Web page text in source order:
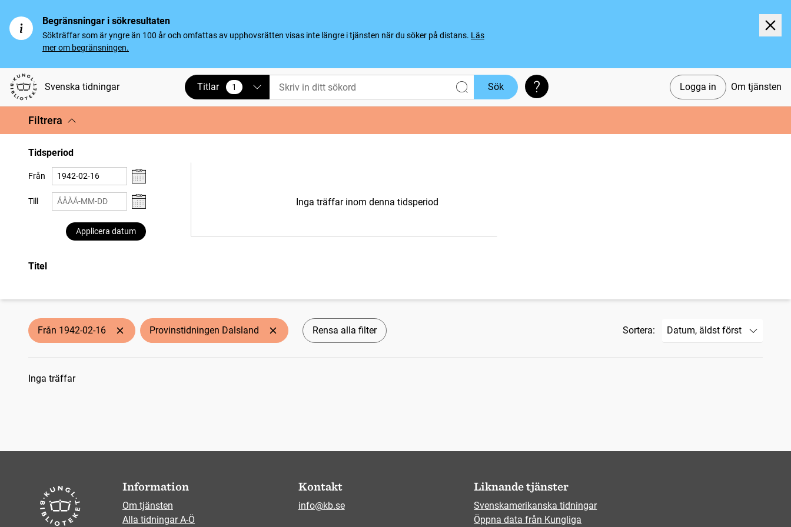
Begränsningar i sökresultaten
Sökträffar som är yngre än 100 år och omfattas av upphovsrätten visas inte längre i tjänsten när du söker på distans. Läs
mer om begränsningen.
Svenska tidningar Logga in Om tjänsten
Titlar 1
vald Sök Söktips
Filtrera
Tidsperiod
Från
Till
Applicera datum
Inga träffar inom denna tidsperiod
Titel
Från 1942-02-16 Provinstidningen Dalsland Rensa alla filter Sortera:
Sökresultat
Inga träffar
Information
Om tjänsten
Alla tidningar A-Ö
Kontakt
info@kb.se
Liknande tjänster
Svenskamerikanska tidningar
Öppna data från Kungliga